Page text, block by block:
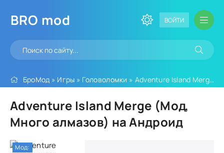
BRO mod ВОЙТИ
БроМод » Игры » Головоломки » Adventure Island Merge (Мод, Много алмазов)
Adventure Island Merge (Мод,
Много алмазов) на Андроид
Мод: